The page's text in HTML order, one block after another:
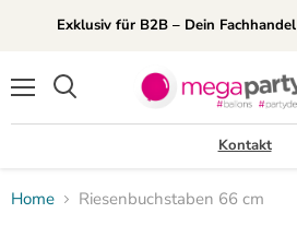
Exklusiv für B2B – Dein
Kontakt
Home Riesenbuchstaben 66 cm